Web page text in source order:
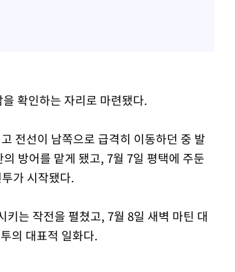
확인하는 자리로 마련됐다.
전선이 남쪽으로 급격히 이동하던 중 발
방어를 맡게 됐고, 7월 7일 평택에 주둔
가 시작됐다.
는 작전을 펼쳤고, 7월 8일 새벽 마틴 대
의 대표적 일화다.